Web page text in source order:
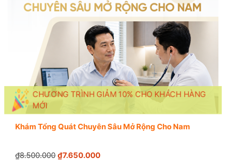
CHƯƠNG TRÌNH GIẢM 10% CHO KHÁCH HÀNG
MỚI
Khám Tổng Quát Chuyên Sâu Mở Rộng Cho Nam
₫8.500.000 ₫7.650.000